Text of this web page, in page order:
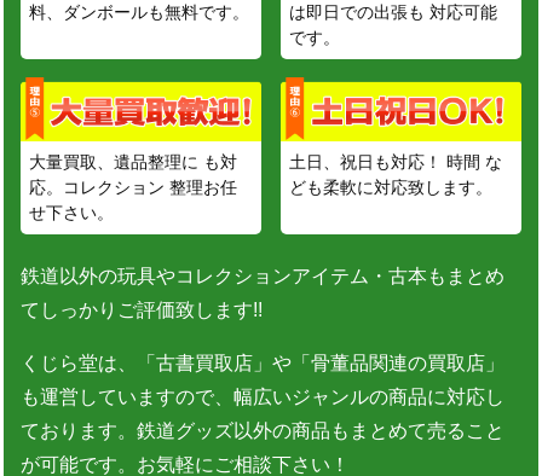
料、ダンボールも無料です。
は即日での出張も 対応可能
です。
大量買取、遺品整理に も対
応。コレクション 整理お任
せ下さい。
土日、祝日も対応！ 時間 な
ども柔軟に対応致します。
鉄道以外の玩具やコレクションアイテム・古本もまとめ
てしっかりご評価致します!!
くじら堂は、「古書買取店」や「骨董品関連の買取店」
も運営していますので、幅広いジャンルの商品に対応し
ております。鉄道グッズ以外の商品もまとめて売ること
が可能です。お気軽にご相談下さい！